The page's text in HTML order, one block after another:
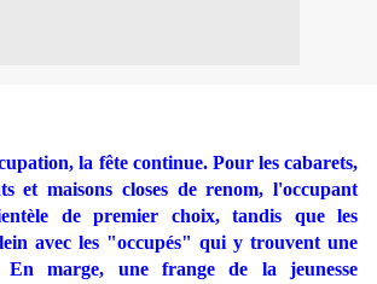
la fête continue. Pour les cabarets,
et maisons closes de renom, l'occupant
de premier choix, tandis que les
avec les "occupés" qui y trouvent une
En marge, une frange de la jeunesse